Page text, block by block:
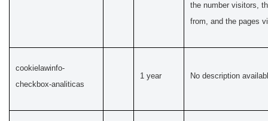
the number visitors,
from, and the pages
cookielawinfo-
checkbox-analiticas
1 year No description